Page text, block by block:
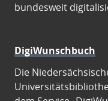
bundesweit
DigiWunschbuch
Die